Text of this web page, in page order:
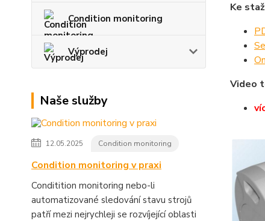
Condition monitoring
Výprodej
Naše služby
12.05.2025 Condition monitoring
Condition monitoring v praxi
Conditition monitoring nebo-li
automatizované sledování stavu strojů
patří mezi nejrychleji se rozvíjející oblasti
Ke
Video